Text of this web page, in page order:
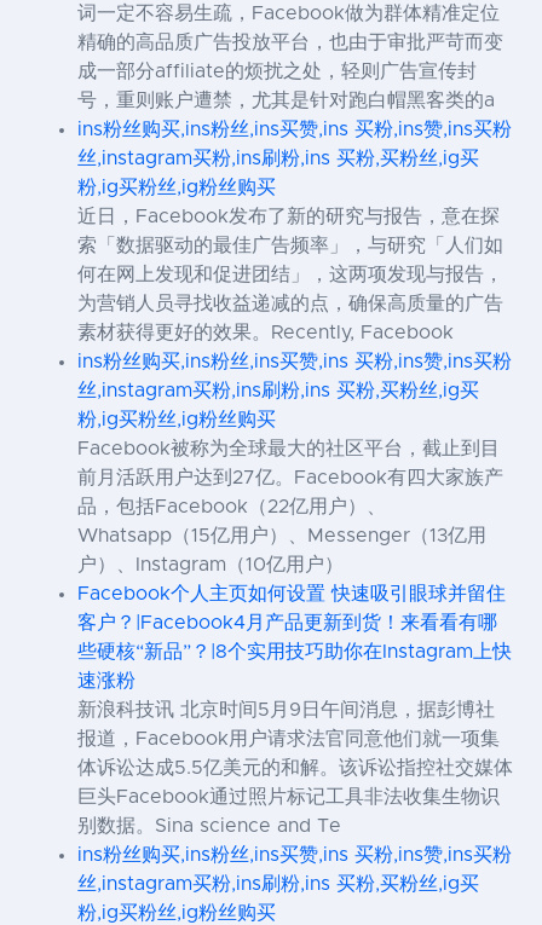
词一定不容易生疏，Facebook做为群体精准定位
精确的高品质广告投放平台，也由于审批严苛而变
成一部分affiliate的烦扰之处，轻则广告宣传封
号，重则账户遭禁，尤其是针对跑白帽黑客类的a
ins粉丝购买,ins粉丝,ins买赞,ins 买粉,ins赞,ins买粉
丝,instagram买粉,ins刷粉,ins 买粉,买粉丝,ig买
粉,ig买粉丝,ig粉丝购买
近日，Facebook发布了新的研究与报告，意在探
索「数据驱动的最佳广告频率」，与研究「人们如
何在网上发现和促进团结」，这两项发现与报告，
为营销人员寻找收益递减的点，确保高质量的广告
素材获得更好的效果。Recently, Facebook
ins粉丝购买,ins粉丝,ins买赞,ins 买粉,ins赞,ins买粉
丝,instagram买粉,ins刷粉,ins 买粉,买粉丝,ig买
粉,ig买粉丝,ig粉丝购买
Facebook被称为全球最大的社区平台，截止到目
前月活跃用户达到27亿。Facebook有四大家族产
品，包括Facebook（22亿用户）、
Whatsapp（15亿用户）、Messenger（13亿用
户）、Instagram（10亿用户）
Facebook个人主页如何设置 快速吸引眼球并留住
客户？|Facebook4月产品更新到货！来看看有哪
些硬核“新品”？|8个实用技巧助你在Instagram上快
速涨粉
新浪科技讯 北京时间5月9日午间消息，据彭博社
报道，Facebook用户请求法官同意他们就一项集
体诉讼达成5.5亿美元的和解。该诉讼指控社交媒体
巨头Facebook通过照片标记工具非法收集生物识
别数据。Sina science and Te
ins粉丝购买,ins粉丝,ins买赞,ins 买粉,ins赞,ins买粉
丝,instagram买粉,ins刷粉,ins 买粉,买粉丝,ig买
粉,ig买粉丝,ig粉丝购买